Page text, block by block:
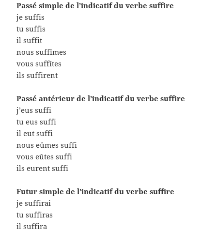
Passé simple de l’indicatif du verbe suffire
je suffis
tu suffis
il suffit
nous suffîmes
vous suffîtes
ils suffirent
Passé antérieur de l’indicatif du verbe suffire
j’eus suffi
tu eus suffi
il eut suffi
nous eûmes suffi
vous eûtes suffi
ils eurent suffi
Futur simple de l’indicatif du verbe suffire
je suffirai
tu suffiras
il suffira